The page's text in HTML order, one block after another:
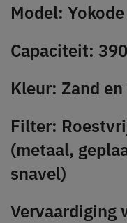
Model:
Capaciteit:
Kleur: Zand
Filter:
(metaal,
snavel)
Vervaardiging